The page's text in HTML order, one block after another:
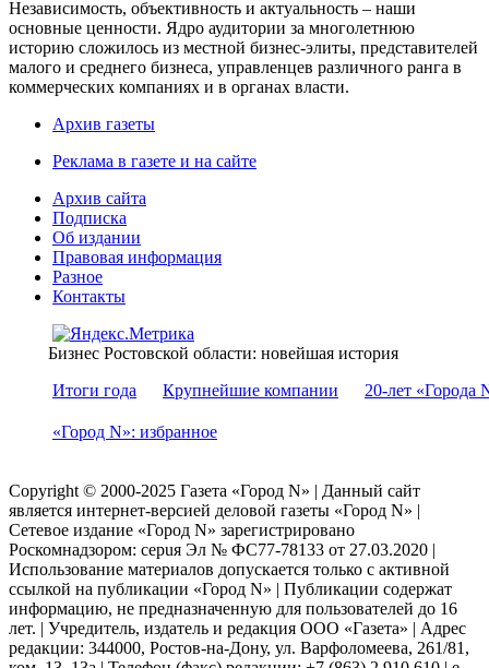
Независимость, объективность и актуальность – наши
основные ценности. Ядро аудитории за многолетнюю
историю сложилось из местной бизнес-элиты, представителей
малого и среднего бизнеса, управленцев различного ранга в
коммерческих компаниях и в органах власти.
Архив газеты
Реклама в газете и на сайте
Архив сайта
Подписка
Об издании
Правовая информация
Разное
Контакты
Бизнес Ростовской области: новейшая история
Итоги года
Крупнейшие компании 20-лет «Города
«Город N»: избранное
Copyright © 2000-2025 Газета «Город N» | Данный сайт
является интернет-версией деловой газеты «Город N» |
Сетевое издание «Город N» зарегистрировано
Роскомнадзором: серuя Эл № ФС77-78133 от 27.03.2020 |
Использование материалов допускается только с активной
ссылкой на публикации «Город N» | Публикации содержат
информацию, не предназначенную для пользователей до 16
лет. | Учредитель, издатель и редакция ООО «Газета» | Адрес
редакции: 344000, Ростов-на-Дону, ул. Варфоломеева, 261/81,